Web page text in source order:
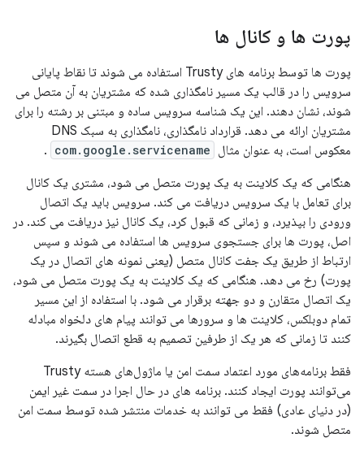
پورت ها و کانال ها
پورت ها توسط برنامه های Trusty استفاده می شوند تا نقاط پایانی
سرویس را در قالب یک مسیر نامگذاری شده که مشتریان به آن متصل می
شوند، نشان دهند. این یک شناسه سرویس ساده و مبتنی بر رشته را برای
مشتریان ارائه می دهد. قرارداد نامگذاری، نامگذاری به سبک DNS
معکوس است، به عنوان مثال com.google.servicename
.
هنگامی که یک کلاینت به یک پورت متصل می شود، مشتری یک کانال
برای تعامل با یک سرویس دریافت می کند. سرویس باید یک اتصال
ورودی را بپذیرد، و زمانی که قبول کرد، یک کانال نیز دریافت می کند. در
اصل، پورت ها برای جستجوی سرویس ها استفاده می شوند و سپس
ارتباط از طریق یک جفت کانال متصل (یعنی نمونه های اتصال در یک
پورت) رخ می دهد. هنگامی که یک کلاینت به یک پورت متصل می شود،
یک اتصال متقارن و دو جهته برقرار می شود. با استفاده از این مسیر
تمام دوبلکس، کلاینت ها و سرورها می توانند پیام های دلخواه مبادله
کنند تا زمانی که هر یک از طرفین تصمیم به قطع اتصال بگیرند.
فقط برنامه‌های مورد اعتماد سمت امن یا ماژول‌های هسته Trusty
می‌توانند پورت ایجاد کنند. برنامه های در حال اجرا در سمت غیر ایمن
(در دنیای عادی) فقط می توانند به خدمات منتشر شده توسط سمت امن
متصل شوند.